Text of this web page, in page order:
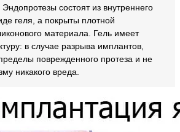
Эндопротезы состоят из внутреннего
геля, а покрыты плотной
материала. Гель имеет
в случае разрыва имплантов,
поврежденного протеза и не
никакого вреда.